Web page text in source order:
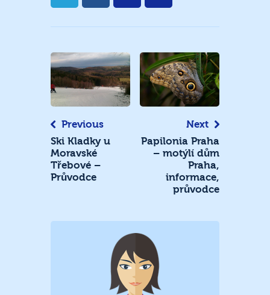
Navigace
pro
příspěvek
Previous
Ski Kladky u
Moravské
Třebové –
Průvodce
Next
Papilonia Praha
– motýlí dům
Praha,
informace,
průvodce